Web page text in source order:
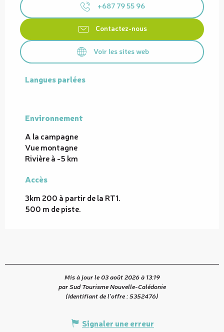
+687 79 55 96
Contactez-nous
Voir les sites web
Langues parlées
Langues parlées
Environnement
Environnement
A la campagne
Vue montagne
Rivière à -5 km
Accès
Accès
3km 200 à partir de la RT1.
500 m de piste.
Mis à jour le 03 août 2026 à 13:19
par Sud Tourisme Nouvelle-Calédonie
(Identifiant de l'offre :5352476)
Signaler une erreur